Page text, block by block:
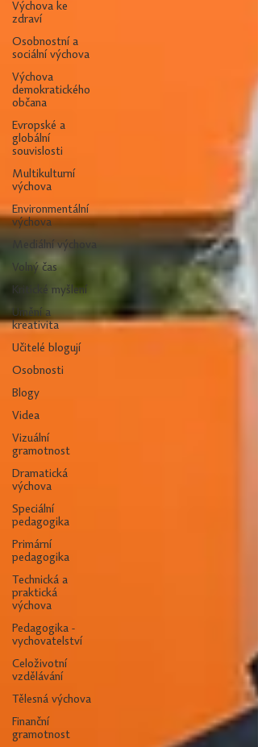
Výchova ke
zdraví
Osobnostní a
sociální výchova
Výchova
demokratického
občana
Evropské a
globální
souvislosti
Multikulturní
výchova
Environmentální
výchova
Mediální výchova
Volný čas
Kritické myšlení
Umění a
kreativita
Učitelé blogují
Osobnosti
Blogy
Videa
Vizuální
gramotnost
Dramatická
výchova
Speciální
pedagogika
Primární
pedagogika
Technická a
praktická
výchova
Pedagogika -
vychovatelství
Celoživotní
vzdělávání
Tělesná výchova
Finanční
gramotnost